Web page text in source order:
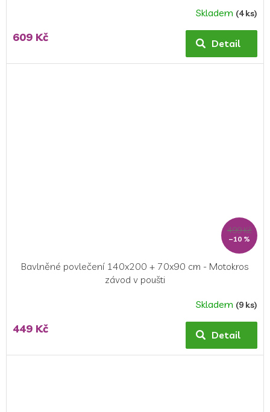
Skladem (4 ks)
609 Kč Detail
499 Kč
–10 %
Bavlněné povlečení 140x200 + 70x90 cm - Motokros
závod v poušti
produktu
5,0
Skladem (9 ks)
449 Kč Detail